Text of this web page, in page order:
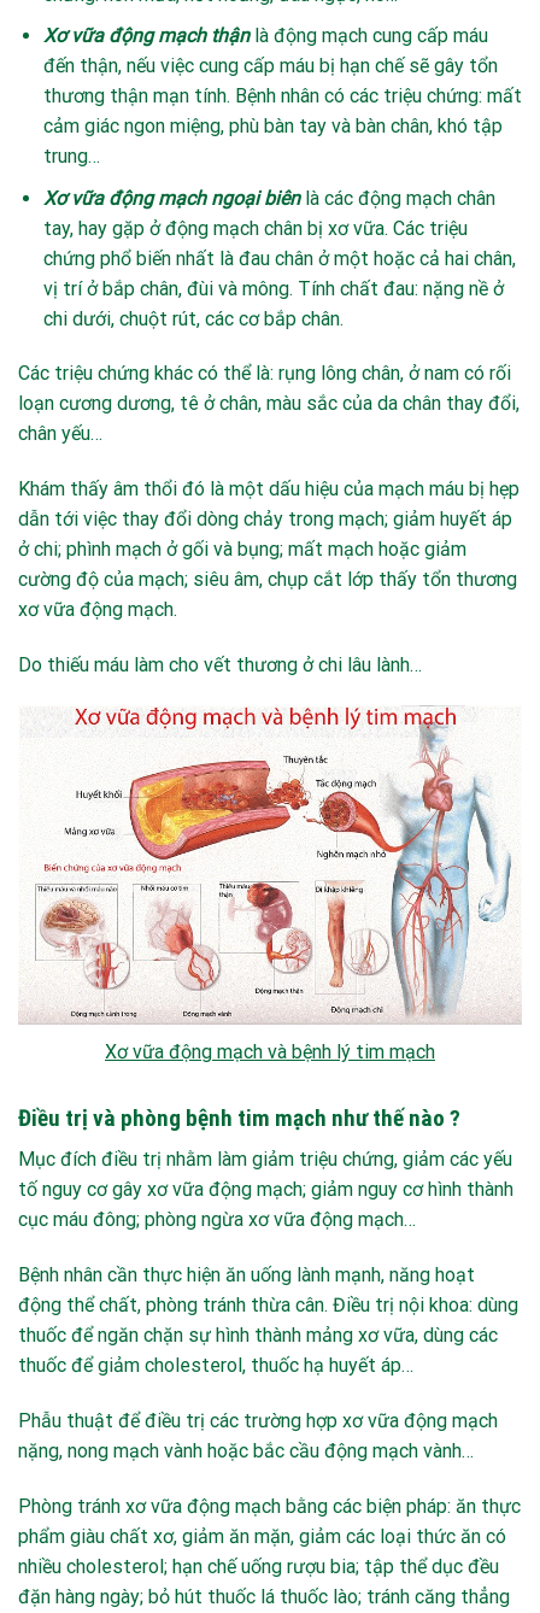
Xơ vữa động mạch thậnlà động mạch cung cấp máu
đến thận, nếu việc cung cấp máu bị hạn chế sẽ gây tổn
thương thận mạn tính. Bệnh nhân có các triệu chứng: mất
cảm giác ngon miệng, phù bàn tay và bàn chân, khó tập
trung…
Xơ vữa động mạch ngoại biênlà các động mạch chân
tay, hay gặp ở động mạch chân bị xơ vữa. Các triệu
chứng phổ biến nhất là đau chân ở một hoặc cả hai chân,
vị trí ở bắp chân, đùi và mông. Tính chất đau: nặng nề ở
chi dưới, chuột rút, các cơ bắp chân.
Các triệu chứng khác có thể là: rụng lông chân, ở nam có rối
loạn cương dương, tê ở chân, màu sắc của da chân thay đổi,
chân yếu…
Khám thấy âm thổi đó là một dấu hiệu của mạch máu bị hẹp
dẫn tới việc thay đổi dòng chảy trong mạch; giảm huyết áp
ở chi; phình mạch ở gối và bụng; mất mạch hoặc giảm
cường độ của mạch; siêu âm, chụp cắt lớp thấy tổn thương
xơ vữa động mạch.
Do thiếu máu làm cho vết thương ở chi lâu lành…
Xơ vữa động mạch và bệnh lý tim mạch
Điều trị và phòng bệnh tim mạch như thế nào ?
Mục đích điều trị nhằm làm giảm triệu chứng, giảm các yếu
tố nguy cơ gây xơ vữa động mạch; giảm nguy cơ hình thành
cục máu đông; phòng ngừa xơ vữa động mạch…
Bệnh nhân cần thực hiện ăn uống lành mạnh, năng hoạt
động thể chất, phòng tránh thừa cân. Điều trị nội khoa: dùng
thuốc để ngăn chặn sự hình thành mảng xơ vữa, dùng các
thuốc để giảm cholesterol, thuốc hạ huyết áp…
Phẫu thuật để điều trị các trường hợp xơ vữa động mạch
nặng, nong mạch vành hoặc bắc cầu động mạch vành…
Phòng tránh xơ vữa động mạch bằng các biện pháp: ăn thực
phẩm giàu chất xơ, giảm ăn mặn, giảm các loại thức ăn có
nhiều cholesterol; hạn chế uống rượu bia; tập thể dục đều
đặn hàng ngày; bỏ hút thuốc lá thuốc lào; tránh căng thẳng